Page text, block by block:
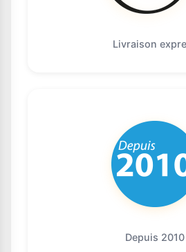
Livraison
Depuis 2010